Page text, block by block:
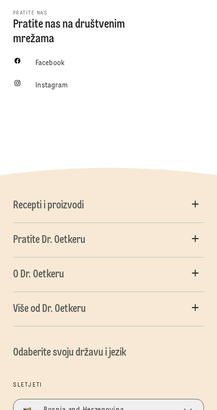
PRATITE NAS
Pratite nas na društvenim
mrežama
Facebook
Instagram
Recepti i proizvodi
Pratite Dr. Oetkeru
O Dr. Oetkeru
Više od Dr. Oetkeru
Odaberite svoju državu i jezik
SLETJETI